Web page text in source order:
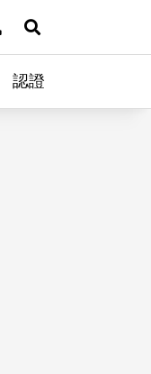
網站導覽展開搜尋
認證